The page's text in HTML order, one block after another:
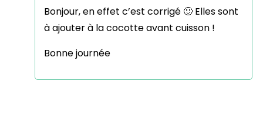
Bonjour, en effet c’est corrigé 🙂 Elles sont
à ajouter à la cocotte avant cuisson !
Bonne journée